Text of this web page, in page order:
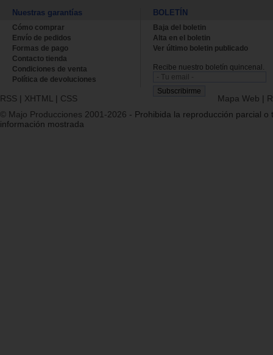
Nuestras garantías
Cómo comprar
Envío de pedidos
Formas de pago
Contacto tienda
Condiciones de venta
Política de devoluciones
BOLETÍN
Baja del boletin
Alta en el boletin
Ver último boletin publicado
Recibe nuestro boletín quincenal.
RSS | XHTML | CSS Mapa Web |
© Majo Producciones 2001-2026 - Prohibida la reproducción parcial o
información mostrada